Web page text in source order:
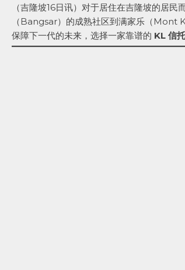
（吉隆坡16日讯）对于居住在吉隆坡的居
（Bangsar）的成熟社区到满家乐（Mont
保障下一代的未来，选择一家靠谱的 KL 信